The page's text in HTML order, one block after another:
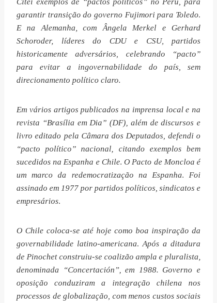
Citei exemplos de “pactos políticos” no Peru, para
garantir transição do governo Fujimori para Toledo.
E na Alemanha, com Ângela Merkel e Gerhard
Schoroder, líderes do CDU e CSU, partidos
historicamente adversários, celebrando “pacto”
para evitar a ingovernabilidade do país, sem
direcionamento político claro.
Em vários artigos publicados na imprensa local e na
revista “Brasília em Dia” (DF), além de discursos e
livro editado pela Câmara dos Deputados, defendi o
“pacto político” nacional, citando exemplos bem
sucedidos na Espanha e Chile. O Pacto de Moncloa é
um marco da redemocratização na Espanha. Foi
assinado em 1977 por partidos políticos, sindicatos e
empresários.
O Chile coloca-se até hoje como boa inspiração da
governabilidade latino-americana. Após a ditadura
de Pinochet construiu-se coalizão ampla e pluralista,
denominada “Concertación”, em 1988. Governo e
oposição conduziram a integração chilena nos
processos de globalização, com menos custos sociais